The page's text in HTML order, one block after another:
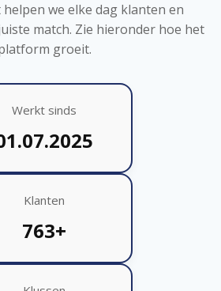
we elke dag klanten en
match. Zie hieronder hoe het
groeit.
Werkt sinds
Klanten
763+